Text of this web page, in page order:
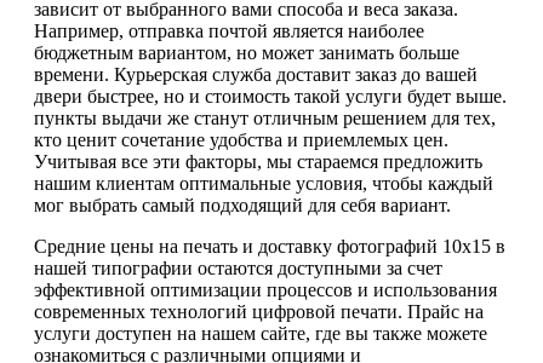
зависит от выбранного вами способа и веса заказа.
Например, отправка почтой является наиболее
бюджетным вариантом, но может занимать больше
времени. Курьерская служба доставит заказ до вашей
двери быстрее, но и стоимость такой услуги будет выше.
пункты выдачи же станут отличным решением для тех,
кто ценит сочетание удобства и приемлемых цен.
Учитывая все эти факторы, мы стараемся предложить
нашим клиентам оптимальные условия, чтобы каждый
мог выбрать самый подходящий для себя вариант.
Средние цены на печать и доставку фотографий 10х15 в
нашей типографии остаются доступными за счет
эффективной оптимизации процессов и использования
современных технологий цифровой печати. Прайс на
услуги доступен на нашем сайте, где вы также можете
ознакомиться с различными опциями и